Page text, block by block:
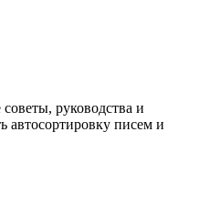
руководства и
автосортировку писем и